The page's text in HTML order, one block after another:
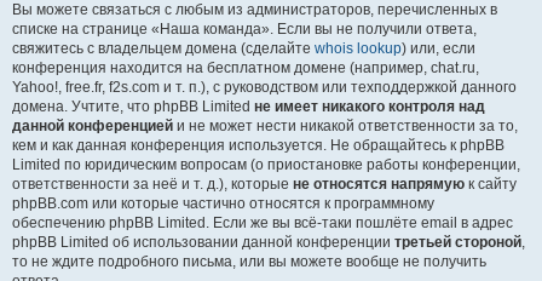
Вы можете связаться с любым из администраторов, перечисленных в
списке на странице «Наша команда». Если вы не получили ответа,
свяжитесь с владельцем домена (сделайте whois lookup) или, если
конференция находится на бесплатном домене (например, chat.ru,
Yahoo!, free.fr, f2s.com и т. п.), с руководством или техподдержкой данного
домена. Учтите, что phpBB Limited не имеет никакого контроля над
данной конференцией и не может нести никакой ответственности за то,
кем и как данная конференция используется. Не обращайтесь к phpBB
Limited по юридическим вопросам (о приостановке работы конференции,
ответственности за неё и т. д.), которые не относятся напрямую к сайту
phpBB.com или которые частично относятся к программному
обеспечению phpBB Limited. Если же вы всё-таки пошлёте email в адрес
phpBB Limited об использовании данной конференции третьей стороной,
то не ждите подробного письма, или вы можете вообще не получить